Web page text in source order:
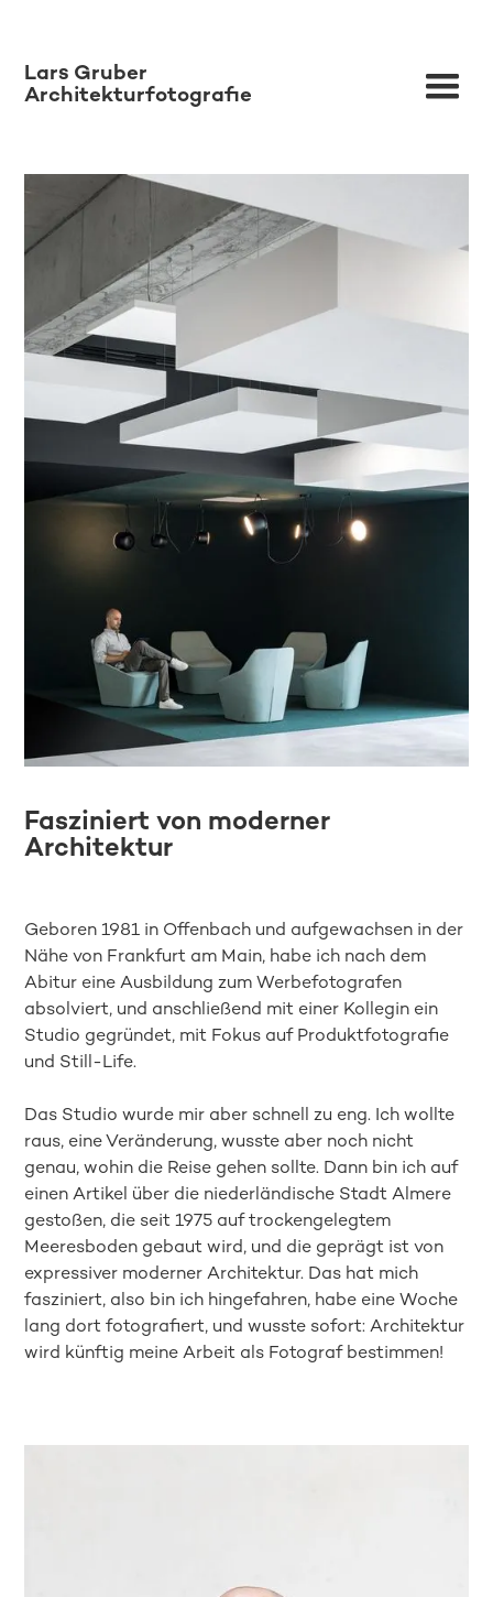
Lars Gruber
Architekturfotografie
Fasziniert von moderner
Architektur
Geboren 1981 in Offenbach und aufgewachsen in der
Nähe von Frankfurt am Main, habe ich nach dem
Abitur eine Ausbildung zum Werbefotografen
absolviert, und anschließend mit einer Kollegin ein
Studio gegründet, mit Fokus auf Produktfotografie
und Still-Life.
Das Studio wurde mir aber schnell zu eng. Ich wollte
raus, eine Veränderung, wusste aber noch nicht
genau, wohin die Reise gehen sollte. Dann bin ich auf
einen Artikel über die niederländische Stadt Almere
gestoßen, die seit 1975 auf trockengelegtem
Meeresboden gebaut wird, und die geprägt ist von
expressiver moderner Architektur. Das hat mich
fasziniert, also bin ich hingefahren, habe eine Woche
lang dort fotografiert, und wusste sofort: Architektur
wird künftig meine Arbeit als Fotograf bestimmen!